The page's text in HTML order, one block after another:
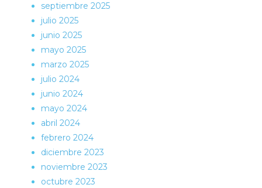
septiembre 2025
julio 2025
junio 2025
mayo 2025
marzo 2025
julio 2024
junio 2024
mayo 2024
abril 2024
febrero 2024
diciembre 2023
noviembre 2023
octubre 2023